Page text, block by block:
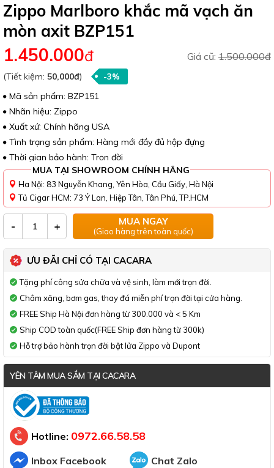
Zippo Marlboro khắc mã vạch ăn
mòn axit BZP151
Giá cũ: 1.500.000đ
1.450.000đ
(Tiết kiệm: 50,000đ) -3%
Mã sản phẩm: BZP151
Nhãn hiệu: Zippo
Xuất xứ: Chính hãng USA
Tình trạng sản phẩm: Hàng mới đầy đủ hộp đựng
Thời gian bảo hành: Trọn đời
MUA TẠI SHOWROOM CHÍNH HÃNG
Ha Nội: 83 Nguyễn Khang, Yên Hòa, Cầu Giấy, Hà Nội
Tủ Cigar HCM: 73 Ỷ Lan, Hiệp Tân, Tân Phú, TP.HCM
- + MUA NGAY
(Giao hàng trên toàn quốc)
ƯU ĐÃI CHỈ CÓ TẠI CACARA
Tặng phí công sửa chữa và vệ sinh, làm mới trọn đời.
Châm xăng, bơm gas, thay đá miễn phí trọn đời tại cửa hàng.
FREE Ship Hà Nội đơn hàng từ 300.000 và < 5 Km
Ship COD toàn quốc(FREE Ship đơn hàng từ 300k)
Hỗ trợ bảo hành trọn đời bật lửa Zippo và Dupont
YÊN TÂM MUA SẮM TẠI CACARA
Đã thông báo Bộ Công Thương
Hotline: 0972.66.58.58
Inbox Facebook Chat Zalo